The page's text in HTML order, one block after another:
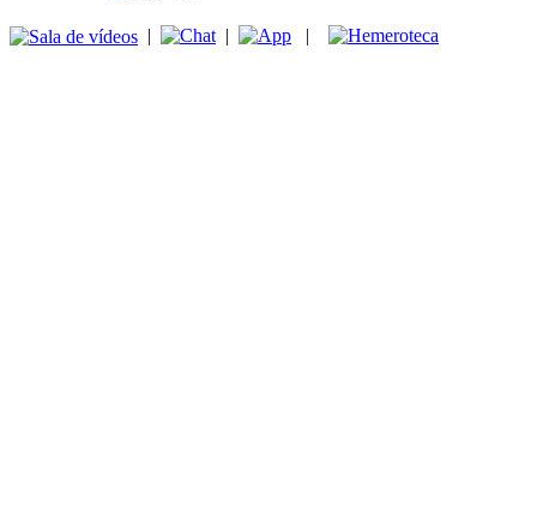
| | |